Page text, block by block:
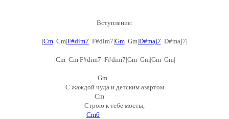
Вступление:
|CmCm|F#dim7 F#dim7|GmGm|D#maj7 D#maj7|
|Cm Cm|F#dim7 F#dim7|Gm Gm|Gm Gm|
Gm
С жаждой чуда и детским азартом
Cm
Строю к тебе мосты,
Cm6